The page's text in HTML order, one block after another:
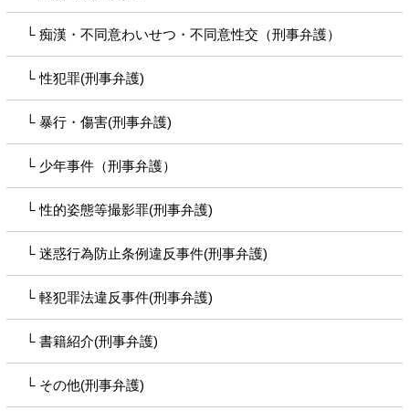
痴漢・不同意わいせつ・不同意性交（刑事弁護）
性犯罪(刑事弁護)
暴行・傷害(刑事弁護)
少年事件（刑事弁護）
性的姿態等撮影罪(刑事弁護)
迷惑行為防止条例違反事件(刑事弁護)
軽犯罪法違反事件(刑事弁護)
書籍紹介(刑事弁護)
その他(刑事弁護)